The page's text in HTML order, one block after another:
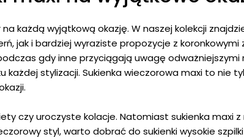
każdą wyjątkową okazję. W naszej kolekcji
jak i bardziej wyraziste propozycje z
gdy inne przyciągają uwagę
każdej stylizacji. Sukienka wieczorowa maxi to
czy uroczyste kolacje. Natomiast sukienka maxi
styl, warto dobrać do sukienki wysokie